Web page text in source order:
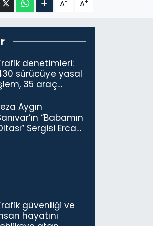
A A
denetimleri:
sürücüye yasal
35 araç
Aygın
“Babamın
Sergisi Ercan
güvenliği ve
hayatını